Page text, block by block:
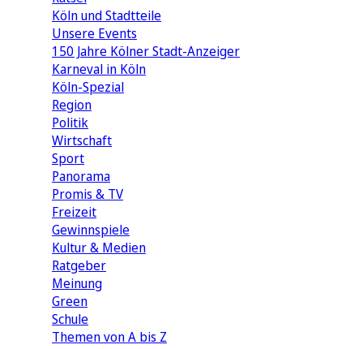
Köln und Stadtteile
Unsere Events
150 Jahre Kölner Stadt-Anzeiger
Karneval in Köln
Köln-Spezial
Region
Politik
Wirtschaft
Sport
Panorama
Promis & TV
Freizeit
Gewinnspiele
Kultur & Medien
Ratgeber
Meinung
Green
Schule
Themen von A bis Z